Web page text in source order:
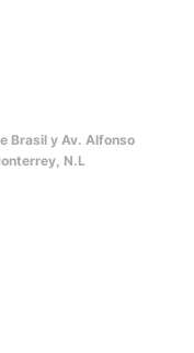
Brasil y Av. Alfonso
N.L